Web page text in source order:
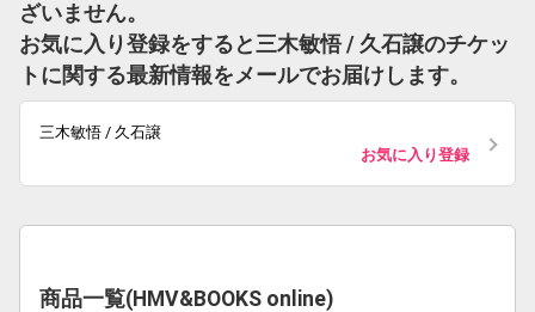
ざいません。
お気に入り登録をすると三木敏悟 / 久石譲のチケッ
トに関する最新情報をメールでお届けします。
三木敏悟 / 久石譲
お気に入り登録
商品一覧(HMV&BOOKS online)